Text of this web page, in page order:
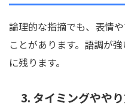
論理的な指摘でも、表情
ことがあります。語調が
に残ります。
3. タイミングやや